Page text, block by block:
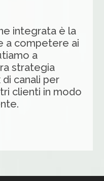
integrata è la
a competere ai
a
strategia
canali per
clienti in modo